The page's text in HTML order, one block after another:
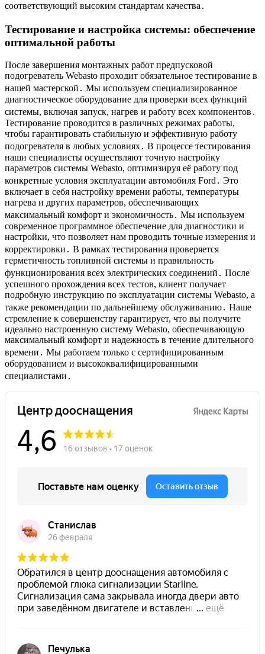
соответствующий высоким стандартам качества․
Тестирование и настройка системы: обеспечение
оптимальной работы
После завершения монтажных работ предпусковой
подогреватель Webasto проходит обязательное тестирование в
нашей мастерской․ Мы используем специализированное
диагностическое оборудование для проверки всех функций
системы, включая запуск, нагрев и работу всех компонентов․
Тестирование проводится в различных режимах работы,
чтобы гарантировать стабильную и эффективную работу
подогревателя в любых условиях․ В процессе тестирования
наши специалисты осуществляют точную настройку
параметров системы Webasto, оптимизируя её работу под
конкретные условия эксплуатации автомобиля Ford․ Это
включает в себя настройку времени работы, температуры
нагрева и других параметров, обеспечивающих
максимальный комфорт и экономичность․ Мы используем
современное программное обеспечение для диагностики и
настройки, что позволяет нам проводить точные измерения и
корректировки․ В рамках тестирования проверяется
герметичность топливной системы и правильность
функционирования всех электрических соединений․ После
успешного прохождения всех тестов, клиент получает
подробную инструкцию по эксплуатации системы Webasto, а
также рекомендации по дальнейшему обслуживанию․ Наше
стремление к совершенству гарантирует, что вы получите
идеально настроенную систему Webasto, обеспечивающую
максимальный комфорт и надежность в течение длительного
времени․ Мы работаем только с сертифицированным
оборудованием и высококвалифицированными
специалистами․